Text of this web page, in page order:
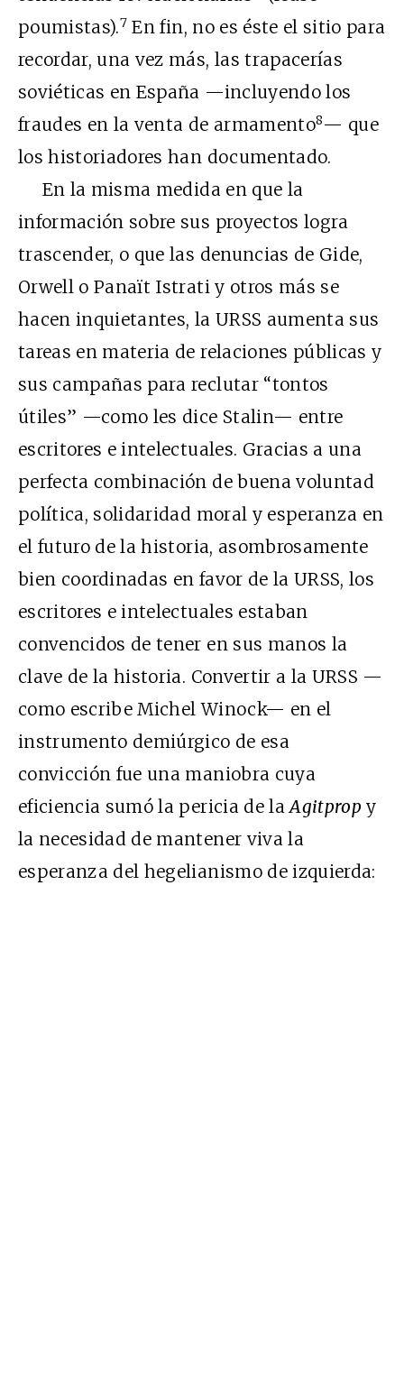
poumistas).7 En fin, no es éste el sitio para
recordar, una vez más, las trapacerías
soviéticas en España —incluyendo los
fraudes en la venta de armamento8— que
los historiadores han documentado.
En la misma medida en que la
información sobre sus proyectos logra
trascender, o que las denuncias de Gide,
Orwell o Panaït Istrati y otros más se
hacen inquietantes, la URSS aumenta sus
tareas en materia de relaciones públicas y
sus campañas para reclutar “tontos
útiles” —como les dice Stalin— entre
escritores e intelectuales. Gracias a una
perfecta combinación de buena voluntad
política, solidaridad moral y esperanza en
el futuro de la historia, asombrosamente
bien coordinadas en favor de la URSS, los
escritores e intelectuales estaban
convencidos de tener en sus manos la
clave de la historia. Convertir a la URSS —
como escribe Michel Winock— en el
instrumento demiúrgico de esa
convicción fue una maniobra cuya
eficiencia sumó la pericia de laAgitprop y
la necesidad de mantener viva la
esperanza del hegelianismo de izquierda: